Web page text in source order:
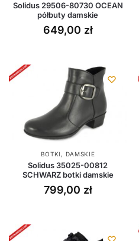
Solidus 29506-80730 OCEAN
półbuty damskie
649,00 zł
BOTKI , DAMSKIE
Solidus 35025-00812
SCHWARZ botki damskie
799,00 zł